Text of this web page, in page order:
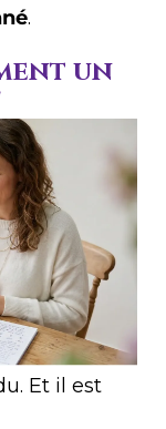
.
un
Et il est